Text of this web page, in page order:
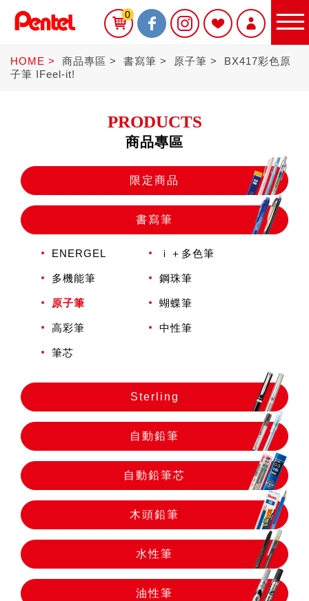
限定商品
書寫筆
木頭鉛筆
水性筆
油性筆
修正系列
0
HOME 商品專區 書寫筆 原子筆
BX417彩色原
子筆 IFeel-it!
PRODUCTS
商品專區
限定商品
書寫筆
ENERGEL ｉ＋多色筆
多機能筆 鋼珠筆
原子筆 蝴蝶筆
高彩筆 中性筆
筆芯
Sterling
自動鉛筆
自動鉛筆芯
木頭鉛筆
水性筆
油性筆